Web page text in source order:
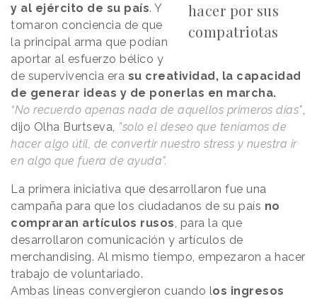
hacer por sus
compatriotas
y al ejército de su país. Y
tomaron conciencia de que
la principal arma que podían
aportar al esfuerzo bélico y
de supervivencia era su creatividad, la capacidad
de generar ideas y de ponerlas en marcha.
“No recuerdo apenas nada de aquellos primeros días",
dijo Olha Burtseva, ”solo el deseo que teníamos de
hacer algo útil, de convertir nuestro stress y nuestra ir
en algo que fuera de ayuda".
La primera iniciativa que desarrollaron fue una
campaña para que los ciudadanos de su país no
compraran artículos rusos, para la que
desarrollaron comunicación y artículos de
merchandising. Al mismo tiempo, empezaron a hacer
trabajo de voluntariado.
Ambas líneas convergieron cuando los ingresos